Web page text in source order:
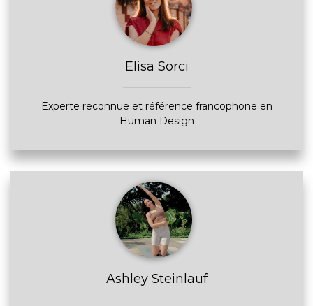
Elisa Sorci
Experte reconnue et référence francophone en
Human Design
Ashley Steinlauf